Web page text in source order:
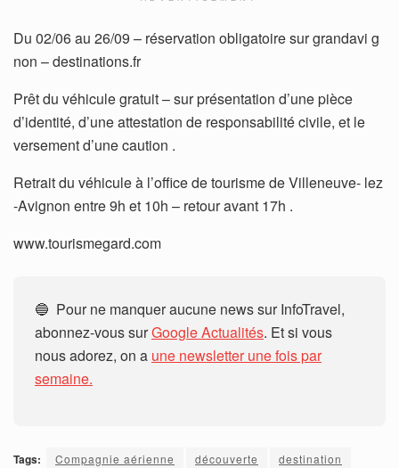
Du 02/06 au 26/09 – réservation obligatoire sur grandavi g
non – destinations.fr
Prêt du véhicule gratuit – sur présentation d’une pièce
d’identité, d’une attestation de responsabilité civile, et le
versement d’une caution .
Retrait du véhicule à l’office de tourisme de Villeneuve- lez
-Avignon entre 9h et 10h – retour avant 17h .
www.tourismegard.com
🔵 Pour ne manquer aucune news sur InfoTravel,
abonnez-vous surGoogle Actualités. Et si vous
nous adorez, on a une newsletter une fois par
semaine.
Tags: Compagnie aérienne découverte
destination